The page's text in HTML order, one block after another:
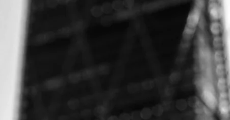
Узнать стоимость за 45 сек.
Записаться на консультацию